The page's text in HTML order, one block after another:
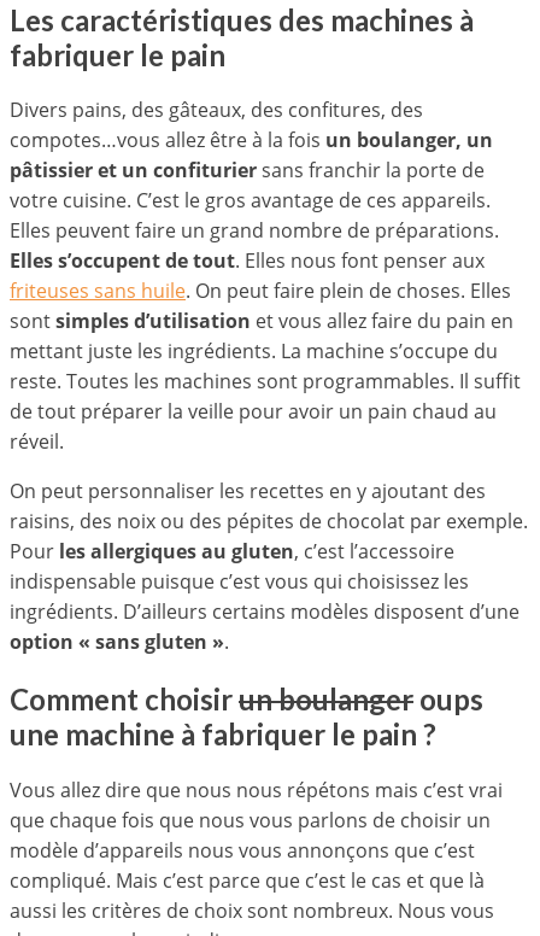
Les caractéristiques des machines à
fabriquer le pain
Divers pains, des gâteaux, des confitures, des
compotes…vous allez être à la fois un boulanger, un
pâtissier et un confituriersans franchir la porte de
votre cuisine. C’est le gros avantage de ces appareils.
Elles peuvent faire un grand nombre de préparations.
Elles s’occupent de tout. Elles nous font penser aux
friteuses sans huile. On peut faire plein de choses. Elles
sontsimples d’utilisation et vous allez faire du pain en
mettant juste les ingrédients. La machine s’occupe du
reste. Toutes les machines sont programmables. Il suffit
de tout préparer la veille pour avoir un pain chaud au
réveil.
On peut personnaliser les recettes en y ajoutant des
raisins, des noix ou des pépites de chocolat par exemple.
Pour les allergiques au gluten, c’est l’accessoire
indispensable puisque c’est vous qui choisissez les
ingrédients. D’ailleurs certains modèles disposent d’une
option « sans gluten ».
Comment choisirun boulanger oups
une machine à fabriquer le pain ?
Vous allez dire que nous nous répétons mais c’est vrai
que chaque fois que nous vous parlons de choisir un
modèle d’appareils nous vous annonçons que c’est
compliqué. Mais c’est parce que c’est le cas et que là
aussi les critères de choix sont nombreux. Nous vous